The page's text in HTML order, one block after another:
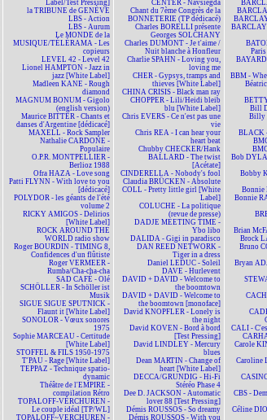
Label/Test Pressing]
la TRIBUNE de GENÈVE
LBS - Action
LBS - Aurum
Le MONDE de la
MUSIQUE/TÉLÉRAMA - Les
copieurs
LEVEL 42 - Level 42
Lionel HAMPTON - Jazz in
jazz [White Label]
Madleen KANE - Rough
diamond
MAGNUM BONUM - Gigolo
(english version)
Maurice BITTER - Chants et
danses d'Argentine [dédicacé]
MAXELL - Rock Sampler
Nathalie CARDONE -
Populaire
O.P.R. MONTPELLIER -
Berlioz 1988
Ofra HAZA - Love song
Patti FLYNN - With love to you
[dédicacé]
POLYDOR - les géants de l'été
volume 2
RICKY AMIGOS - Delirios
[White Label]
ROCK AROUND THE
WORLD radio show
Roger BOURDIN - TIMING 8,
Confidences d'un flûtiste
Roger VERMEER -
Rumba/Cha-cha-cha
SAD CAFÉ - Olé
SCHÖLLER - In Schöller ist
Musik
SIGUE SIGUE SPUTNICK -
Flaunt it [White Label]
SONOLOR - Vœux sonores
1975
Sophie MARCEAU - Certitude
[White Label]
STOFFEL & FILS 1950-1975
T'PAU - Rage [White Label]
TEPPAZ - Technique spatio-
dynamic
Théâtre de l'EMPIRE -
compilation Rétro
TOPALOFF-VERCHUREN -
Le couple idéal [TP/WL]
TOPALOFF~VERCHUREN -
CENTER - Navsiegda
Chant du 7ème Congrès de la
BONNETERIE (TP dédicacé)
Charles BORELLI présente
Georges SOLCHANY
Charles DUMONT - Je t'aime /
Nuit blanche à Honfleur
Charlie SPAHN - Loving you,
loving me
CHER - Gypsys, tramps and
thieves [White Label]
CHINA CRISIS - Black man ray
CHOPPER - Lili/Heidi bleib
blu [White Label]
Chris EVERS - Ce n'est pas une
vie
Chris REA - I can hear your
heart beat
Chubby CHECKER/Hank
BALLARD - The twist
[Acétate]
CINDERELLA - Nobody's fool
Claudia BRÜCKEN - Absolute
COLL - Pretty little girl [White
Label]
COLUCHE - La politique
(revue de presse)
DADJE MEETING TIME -
Ybo libo
DALIDA - Gigi in paradisco
DAN REED NETWORK -
Tiger in a dress
Daniel LEDUC - Soleil
DAVE - Hurlevent
DAVID + DAVID - Welcome to
the boomtown
DAVID + DAVID - Welcome to
the boomtown [monoface]
David KNOPFLER - Lonely is
the night
David KOVEN - Bord à bord
[Test Pressing]
David LINDLEY - Mercury
blues
Dean MARTIN - Change of
heart [White Label]
DECCA/GRUNDIG - Hi-Fi
Stéréo Phase 4
Dee D. JACKSON - Automatic
lover 88 [Test Pressing]
Démis ROUSSOS - So dreamy
Démis ROUSSOS - With you
BARCLAY
BBM -
Bill
Billy
BLACK
Bob
Bobby
Bonnie
Bonnie
Brian
Brock
Bruno
Bryan
CALI -
Carole
Caroline
CBS -
Céline